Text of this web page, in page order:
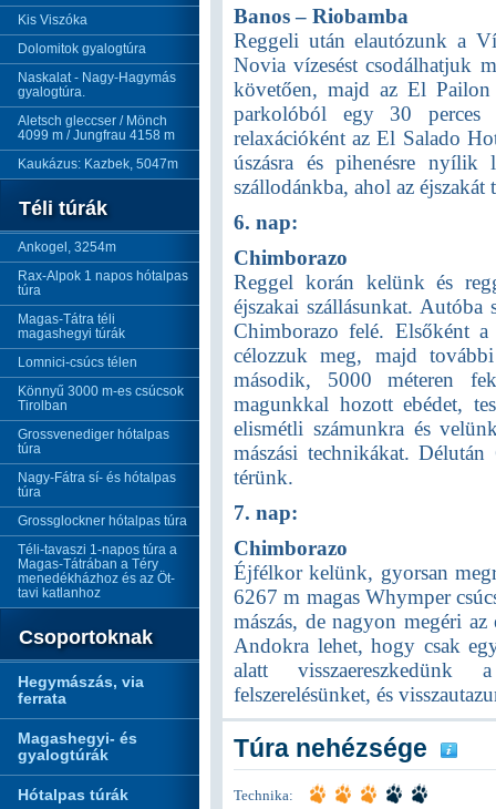
Kis Viszóka
Dolomitok gyalogtúra
Naskalat - Nagy-Hagymás
gyalogtúra.
Aletsch gleccser / Mönch
4099 m / Jungfrau 4158 m
Kaukázus: Kazbek, 5047m
Téli túrák
Ankogel, 3254m
Rax-Alpok 1 napos hótalpas
túra
Magas-Tátra téli
magashegyi túrák
Lomnici-csúcs télen
Könnyű 3000 m-es csúcsok
Tirolban
Grossvenediger hótalpas
túra
Nagy-Fátra sí- és hótalpas
túra
Grossglockner hótalpas túra
Téli-tavaszi 1-napos túra a
Magas-Tátrában a Téry
menedékházhoz és az Öt-
tavi katlanhoz
Csoportoknak
Hegymászás, via
ferrata
Magashegyi- és
gyalogtúrák
Hótalpas túrák
Banos – Riobamba
Reggeli után elautózunk a
Novia vízesést csodálhatjuk
követően, majd az El
parkolóból egy 30 perces
relaxációként az El Salado
úszásra és pihenésre nyílik
szállodánkba, ahol az
6. nap:
Chimborazo
Reggel korán kelünk és
éjszakai szállásunkat.
Chimborazo felé. Elsőként
célozzuk meg, majd
második, 5000 méteren
magunkkal hozott ebédet,
elismétli számunkra és
mászási technikákat.
térünk.
7. nap:
Chimborazo
Éjfélkor kelünk, gyorsan
6267 m magas Whymper
mászás, de nagyon megéri
Andokra lehet, hogy csak
alatt visszaereszkedünk
felszerelésünket, és
Túra nehézsége
Technika: